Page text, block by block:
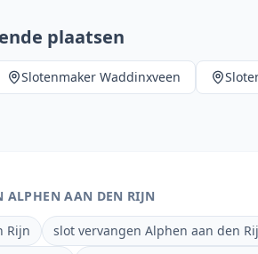
plaatsen
Slotenmaker Waddinxveen
ALPHEN AAN DEN RIJN
Rijn slot vervangen Alphen aan den